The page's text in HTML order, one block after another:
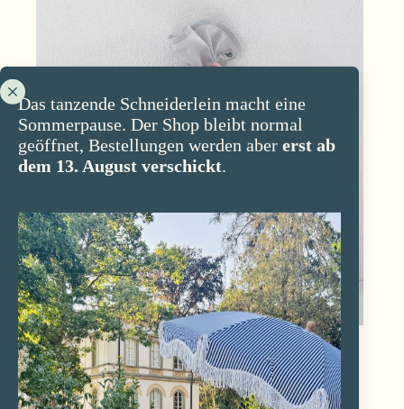
Das tanzende Schneiderlein macht eine
Sommerpause. Der Shop bleibt normal
geöffnet, Bestellungen werden aber erst ab
dem 13. August verschickt.
Varianten
auf.
Die
Optionen
auf
der
Produktseite
gewählt
werden
Schultüte Philine
CHF49.00–CHF79.00